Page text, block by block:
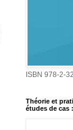
ISBN 978-2-
Théorie et
études de cas :